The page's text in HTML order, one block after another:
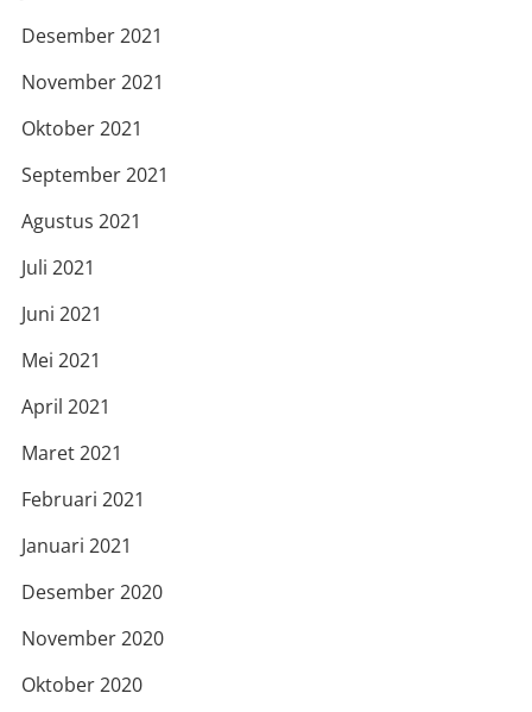
Desember 2021
November 2021
Oktober 2021
September 2021
Agustus 2021
Juli 2021
Juni 2021
Mei 2021
April 2021
Maret 2021
Februari 2021
Januari 2021
Desember 2020
November 2020
Oktober 2020